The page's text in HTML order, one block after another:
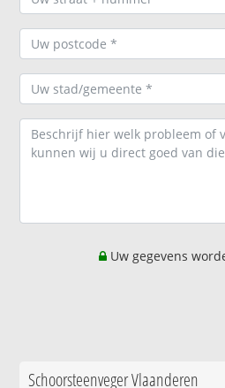
Uw gegevens
Schoorsteenveger Vlaanderen